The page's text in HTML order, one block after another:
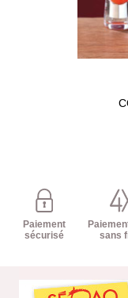
Paiement
sécurisé
sans